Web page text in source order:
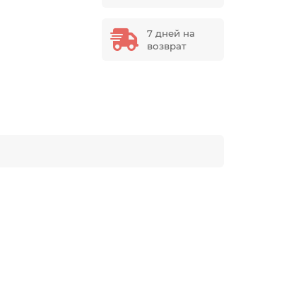
7 дней на
возврат